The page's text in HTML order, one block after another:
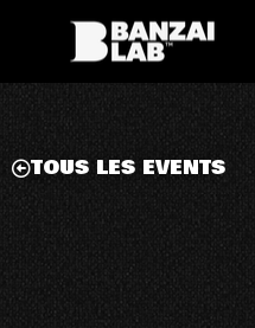
TOUS LES EVENTS